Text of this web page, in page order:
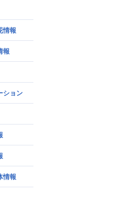
情報
報
ション
情報